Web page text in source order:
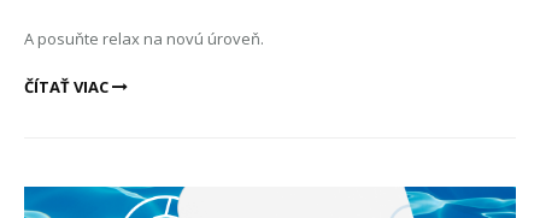
A posuňte relax na novú úroveň.
ČÍTAŤ VIAC